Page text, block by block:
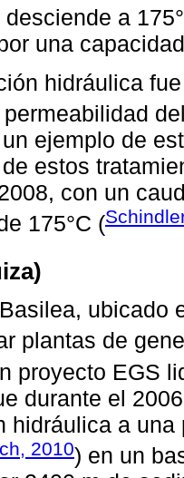
a
una
hidráulica
ejemplo de
estos
con un
175°C (
ubicado
plantas de
proyecto EGS
durante el
hidráulica a
2010) en un